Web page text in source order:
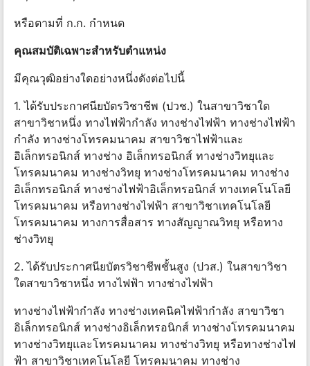
หรือตามที่ ก.ก. กําหนด
คุณสมบัติเฉพาะสําหรับตําแหน่ง
มีคุณวุฒิอย่างใดอย่างหนึ่งดังต่อไปนี้
1. ได้รับประกาศนียบัตรวิชาชีพ (ปวช.) ในสาขาวิชาใด
สาขาวิชาหนึ่ง ทางไฟฟ้ากําลัง ทางช่างไฟฟ้า ทางช่างไฟฟ้า
กําลัง ทางช่างโทรคมนาคม สาขาวิชาไฟฟ้าและ
อิเล็กทรอนิกส์ ทางช่าง อิเล็กทรอนิกส์ ทางช่างวิทยุและ
โทรคมนาคม ทางช่างวิทยุ ทางช่างโทรคมนาคม ทางช่าง
อิเล็กทรอนิกส์ ทางช่างไฟฟ้าอิเล็กทรอนิกส์ ทางเทคโนโลยี
โทรคมนาคม หรือทางช่างไฟฟ้า สาขาวิชาเทคโนโลยี
โทรคมนาคม ทางการสื่อสาร ทางสัญญาณวิทยุ หรือทาง
ช่างวิทยุ
2. ได้รับประกาศนียบัตรวิชาชีพชั้นสูง (ปวส.) ในสาขาวิชา
ใดสาขาวิชาหนึ่ง ทางไฟฟ้า ทางช่างไฟฟ้า
ทางช่างไฟฟ้ากําลัง ทางช่างเทคนิคไฟฟ้ากําลัง สาขาวิชา
อิเล็กทรอนิกส์ ทางช่างอิเล็กทรอนิกส์ ทางช่างโทรคมนาคม
ทางช่างวิทยุและโทรคมนาคม ทางช่างวิทยุ หรือทางช่างไฟ
ฟ้า สาขาวิชาเทคโนโลยี โทรคมนาคม ทางช่าง